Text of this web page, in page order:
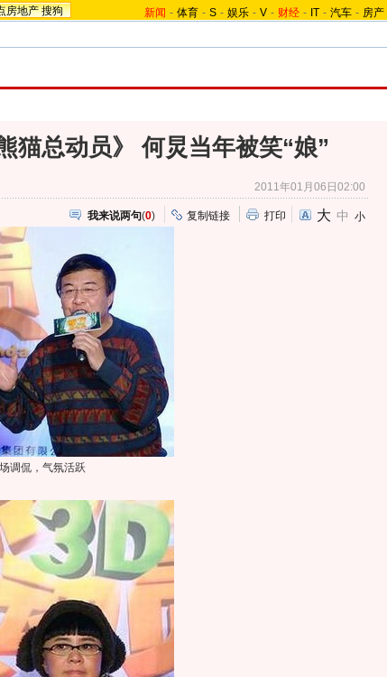
房地产 搜狗 新闻 - 体育 - S - 娱乐 - V - 财经 - IT - 汽车 - 房产
猫总动员》 何炅当年被笑“娘”
2011年01月06日02:00
我来说两句(0) 复制链接 打印 大 中 小
调侃，气氛活跃